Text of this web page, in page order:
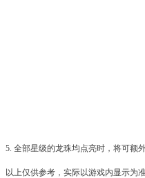
5. 全部星级的龙珠均点亮时，将可额
以上仅供参考，实际以游戏内显示为